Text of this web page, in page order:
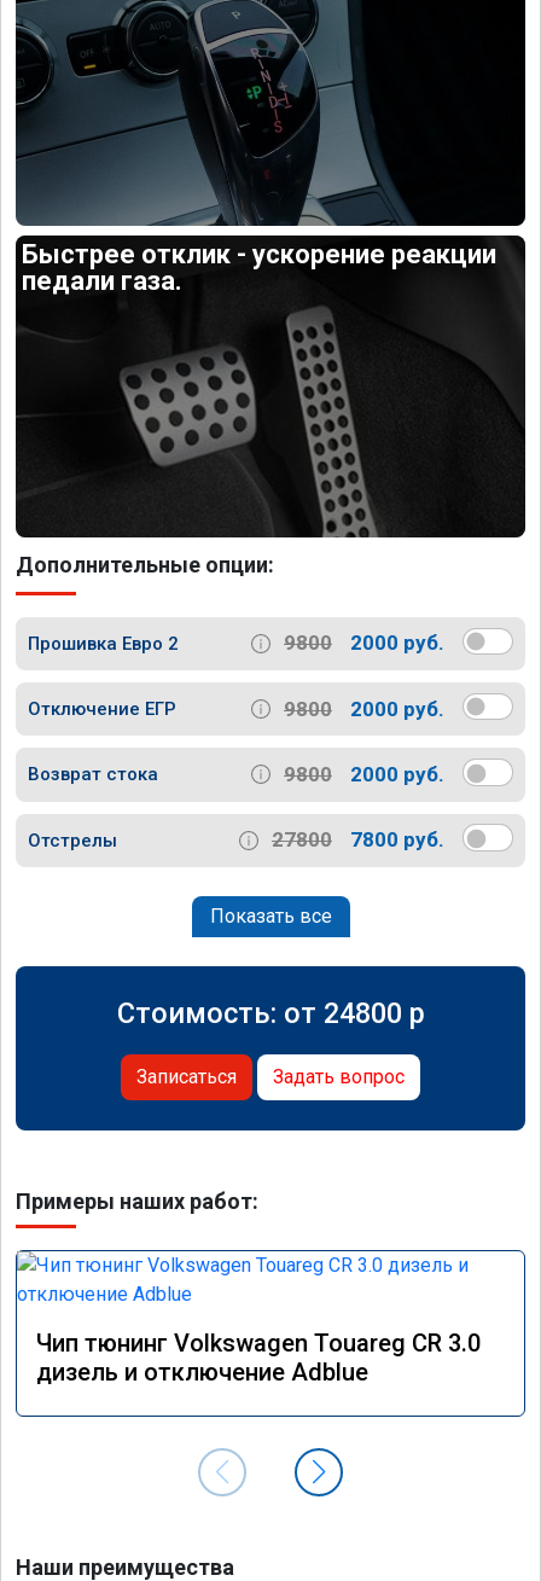
Быстрее отклик - ускорение реакции
педали газа.
Дополнительные опции:
Прошивка Евро 2 9800 2000 руб.
Отключение ЕГР 9800 2000 руб.
Возврат стока 9800 2000 руб.
Отстрелы 27800 7800 руб.
Показать все
Стоимость: от 24800 p
Записаться Задать вопрос
Примеры наших работ:
Чип тюнинг Volkswagen Touareg CR 3.0
дизель и отключение Adblue
Наши преимущества